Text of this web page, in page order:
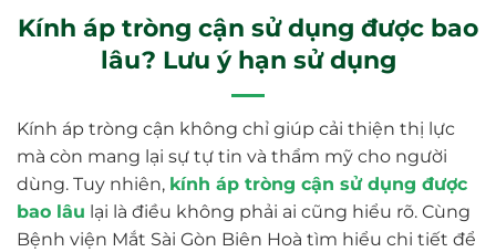
Kính áp tròng cận sử dụng được bao
lâu? Lưu ý hạn sử dụng
Kính áp tròng cận không chỉ giúp cải thiện thị lực
mà còn mang lại sự tự tin và thẩm mỹ cho người
dùng. Tuy nhiên, kính áp tròng cận sử dụng được
bao lâu lại là điều không phải ai cũng hiểu rõ. Cùng
Bệnh viện Mắt Sài Gòn Biên Hoà tìm hiểu chi tiết để